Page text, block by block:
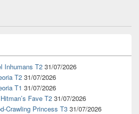
Inhumans T2 31/07/2026
T2 31/07/2026
T1 31/07/2026
Fave T2 31/07/2026
Crawling Princess T3 31/07/2026